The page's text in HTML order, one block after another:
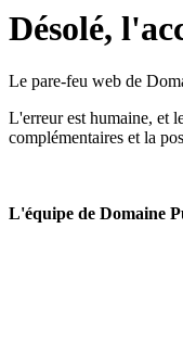
Désolé,
Le pare-feu web de
L'erreur est humaine, et
complémentaires et la
L'équipe de Domaine